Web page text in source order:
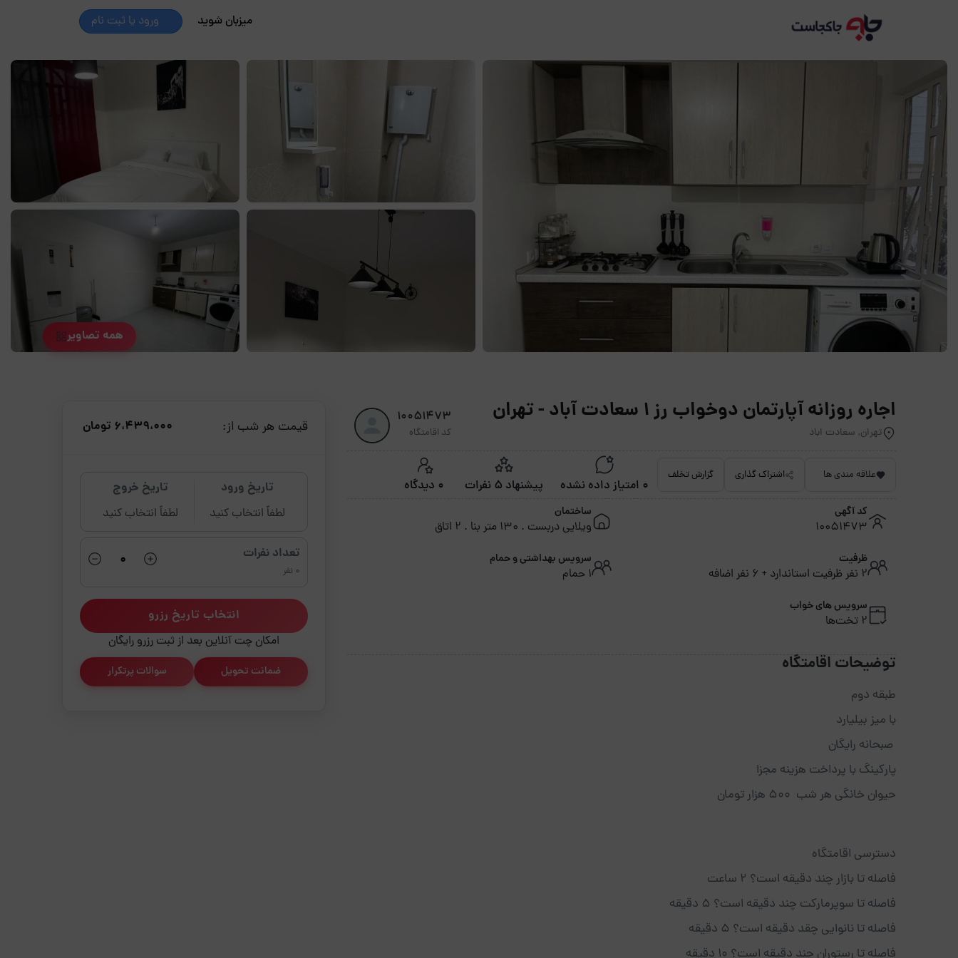
میزبان شوید ورود یا ثبت نام
همه تصاویر
اجاره روزانه آپارتمان دوخواب رز 1 سعادت آباد - تهران
تهران, سعادت اباد
10051473
کد اقامتگاه
علاقه مندی ها اشتراک گذاری گزارش تخلف
0 امتیاز داده نشده پیشنهاد 5 نفرات 0 دیدگاه
کد آگهی
10051473
ساختمان
ویلایی دربست . 130 متر بنا . 2 اتاق
ظرفیت
2 نفر ظرفیت استاندارد + 6 نفر اضافه
سرویس بهداشتی و حمام
1 حمام
سرویس های خواب
2 تخت‌ها
توضیحات اقامتگاه
طبقه دوم
با میز بیلیارد
صبحانه رایگان
پارکینگ با پرداخت هزینه مجزا
حیوان خانگی هر شب 500 هزار تومان
دسترسی اقامتگاه
فاصله تا بازار چند دقیقه است؟ 2 ساعت
فاصله تا سوپرمارکت چند دقیقه است؟ 5 دقیقه
فاصله تا نانوایی چقد دقیقه است؟ 5 دقیقه
قیمت هر شب از: 6،439،000 تومان
تاریخ ورود
لطفاً انتخاب کنید
تاریخ خروج
لطفاً انتخاب کنید
تعداد نفرات
0 نفر
انتخاب تاریخ رزرو
امکان چت آنلاین بعد از ثبت رزرو رایگان
ضمانت تحویل سوالات پرتکرار